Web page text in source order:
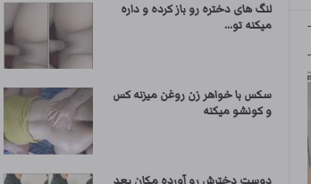
لنگ های دختره رو باز کرده و داره
میکنه تو...
سکس با خواهر زن روغن میزنه کس
و کونشو میکنه